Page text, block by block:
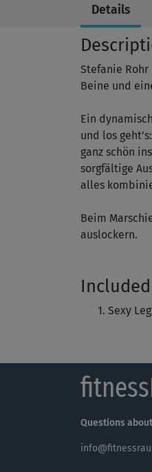
Details
Stefanie
Beine und
Ein
und los
ganz schön
sorgfältige
alles
Beim
auslockern.
Sexy
Questions